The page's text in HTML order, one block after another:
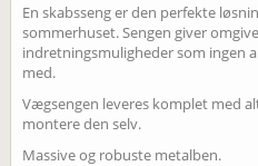
En skabsseng er den perfekte
sommerhuset. Sengen giver
indretningsmuligheder som ingen
med.
Vægsengen leveres komplet med
montere den selv.
Massive og robuste metalben.